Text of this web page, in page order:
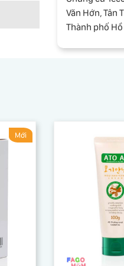
Văn Hớn, Tân
Thành phố
Mới